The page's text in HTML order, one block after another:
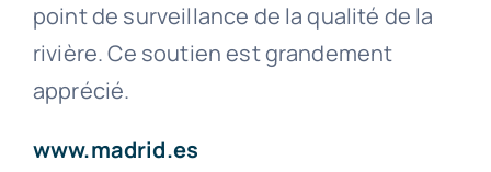
point de surveillance de la qualité de la
rivière. Ce soutien est grandement
apprécié.
www.madrid.es